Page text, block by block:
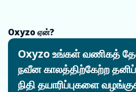
Oxyzo ஏன்?
Oxyzo உங்கள் வணிகத்
நவீன காலத்திற்கேற்ற
நிதி தயாரிப்புகளை